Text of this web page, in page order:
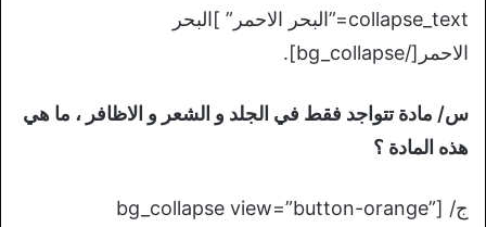
collapse_text=”البحر الاحمر” ]البحر
الاحمر[/bg_collapse].
س/ مادة تتواجد فقط في الجلد و الشعر و الاظافر ، ما هي
هذه المادة ؟
ج/ [bg_collapse view=”button-orange”